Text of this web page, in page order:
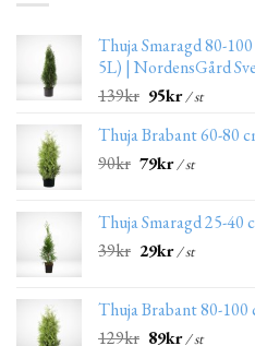
Thuja Smaragd 80-
5L) | NordensGård
139kr 95kr/ st
Thuja Brabant 60-80
90kr 79kr/ st
Thuja Smaragd 25-40
39kr 29kr/ st
Thuja Brabant 80-100
129kr 89kr/ st